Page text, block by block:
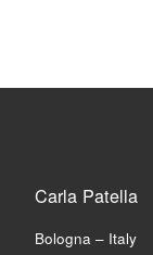
Carla Patella
Bologna – Italy